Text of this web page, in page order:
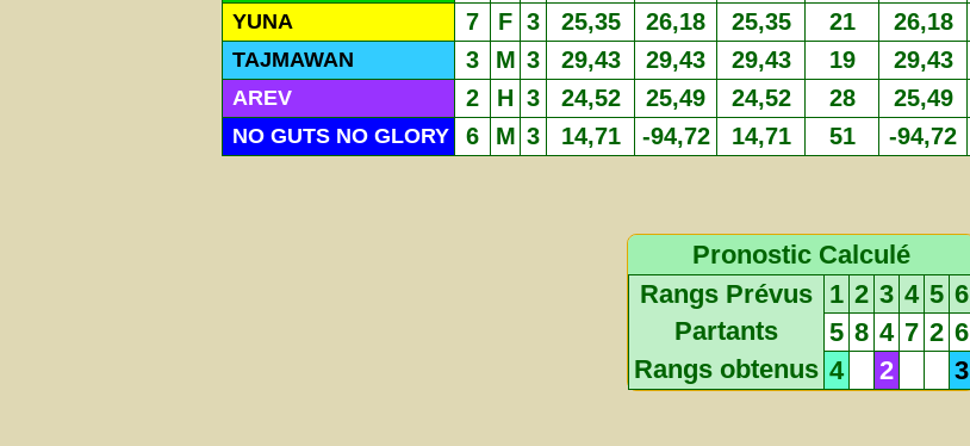
YUNA 7 F 3 25,35 26,18 25,35 21 26,18
TAJMAWAN 3 M 3 29,43 29,43 29,43 19 29,43
AREV 2 H 3 24,52 25,49 24,52 28 25,49
NO GUTS NO GLORY 6 M 3 14,71 -94,72 14,71 51 -94,72
Pronostic Calculé
Rangs Prévus
1 2 3 4 5 6
Partants
5 8 4 7 2 6
Rangs obtenus 4 2 3